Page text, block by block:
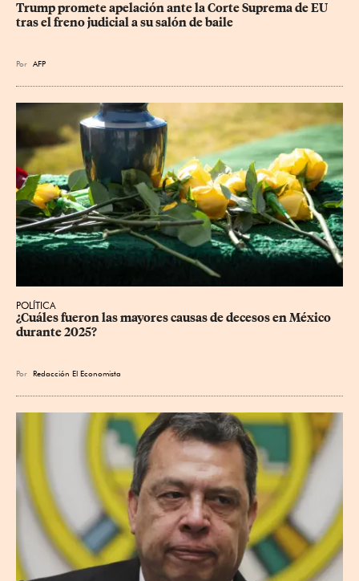
Trump promete apelación ante la Corte Suprema de EU
tras el freno judicial a su salón de baile
Por AFP
POLÍTICA
¿Cuáles fueron las mayores causas de decesos en México
durante 2025?
Por Redacción El Economista